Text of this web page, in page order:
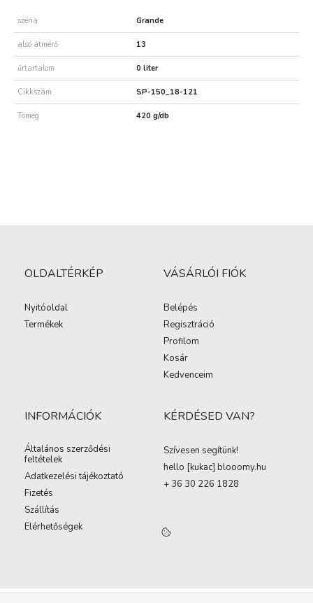
széria Grande
alsó átmérő 13
űrtartalom 0 liter
Cikkszám SP-150_18-121
Tömeg 420 g/db
OLDALTÉRKÉP
Nyitóoldal
Termékek
VÁSÁRLÓI FIÓK
Belépés
Regisztráció
Profilom
Kosár
Kedvenceim
INFORMÁCIÓK
Általános szerződési
feltételek
Adatkezelési tájékoztató
Fizetés
Szállítás
Elérhetőségek
KÉRDÉSED VAN?
Szívesen segítünk!
hello [kukac] blooomy.hu
+ 36 30 226 1828